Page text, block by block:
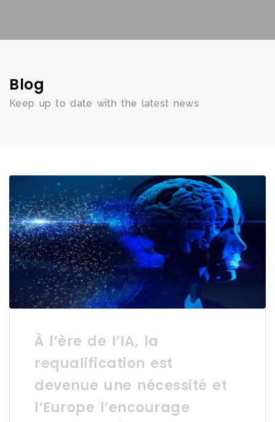
Blog
Keep up to date with the latest news
À l’ère de l’IA, la
requalification est
devenue une nécessité et
l’Europe l’encourage